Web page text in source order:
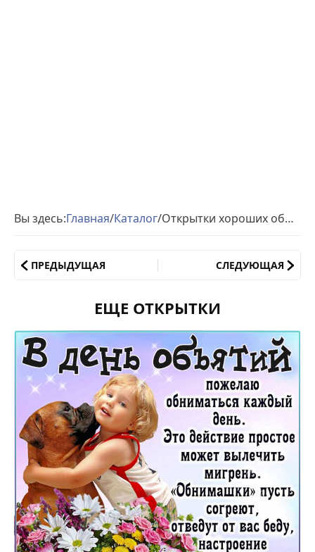
Вы здесь:Главная/Каталог/ Открытки хороших объятий скачать
ПРЕДЫДУЩАЯ СЛЕДУЮЩАЯ
ЕЩЕ ОТКРЫТКИ